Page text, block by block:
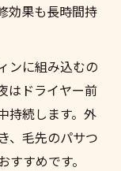
効果も長時間持
ンに組み込むの
はドライヤー前
持続します。外
、毛先のパサつ
すめです。